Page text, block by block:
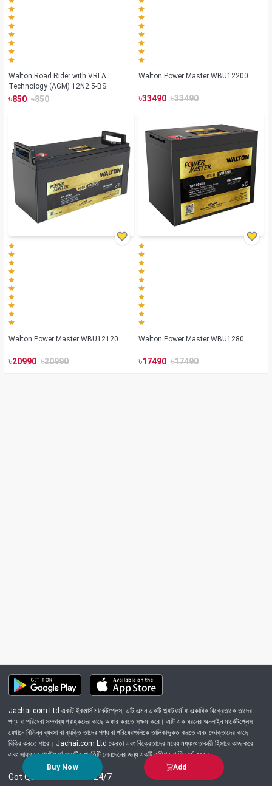
Buy Now Add
Walton Road Rider with VRLA
Technology (AGM) 12N2.5-BS
৳850 ৳850
Walton Power Master WBU12200
৳33490 ৳33490
Walton Power Master WBU12120
৳20990 ৳20990
Walton Power Master WBU1280
৳17490 ৳17490
Jachai.com Ltd একটি ইকমার্স মার্কেটপ্লেস, এটি এমন একটি প্ল্যাটফর্ম যা একাধিক বিক্রেতাকে তাদের
পণ্য বা পরিষেবা সম্ভাব্য গ্রাহকদের কাছে অফার করতে সক্ষম করে। এটি এক ধরনের অনলাইন মার্কেটপ্লেস
যেখানে বিভিন্ন ব্যবসা বা ব্যক্তি তাদের পণ্য বা পরিষেবাগুলিকে তালিকাভুক্ত করতে এবং ভোক্তাদের কাছে
বিক্রি করতে পারে। Jachai.com Ltd ক্রেতা এবং বিক্রেতাদের মধ্যে মধ্যস্থতাকারী হিসাবে কাজ করে
এবং সাধারণত প্ল্যাটফর্মে সংঘটিত প্রতিটি লেনদেনের জন্য একটি কমিশন বা ফি চার্জ করে।
Got Question? Call us 24/7